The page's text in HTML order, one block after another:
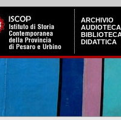
ARCHIVIO
AUDIOTECA
DIDATTICA